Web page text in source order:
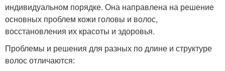
индивидуальном порядке. Она направлена на решение
основных проблем кожи головы и волос,
восстановления их красоты и здоровья.
Проблемы и решения для разных по длине и структуре
волос отличаются: